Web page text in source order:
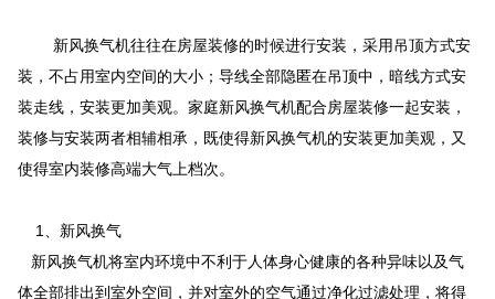
新风换气机往往在房屋装修的时候进行安装，采用吊顶方式安
装，不占用室内空间的大小；导线全部隐匿在吊顶中，暗线方式安
装走线，安装更加美观。家庭新风换气机配合房屋装修一起安装，
装修与安装两者相辅相承，既使得新风换气机的安装更加美观，又
使得室内装修高端大气上档次。
1、新风换气
新风换气机将室内环境中不利于人体身心健康的各种异味以及气
体全部排出到室外空间，并对室外的空气通过净化过滤处理，将得